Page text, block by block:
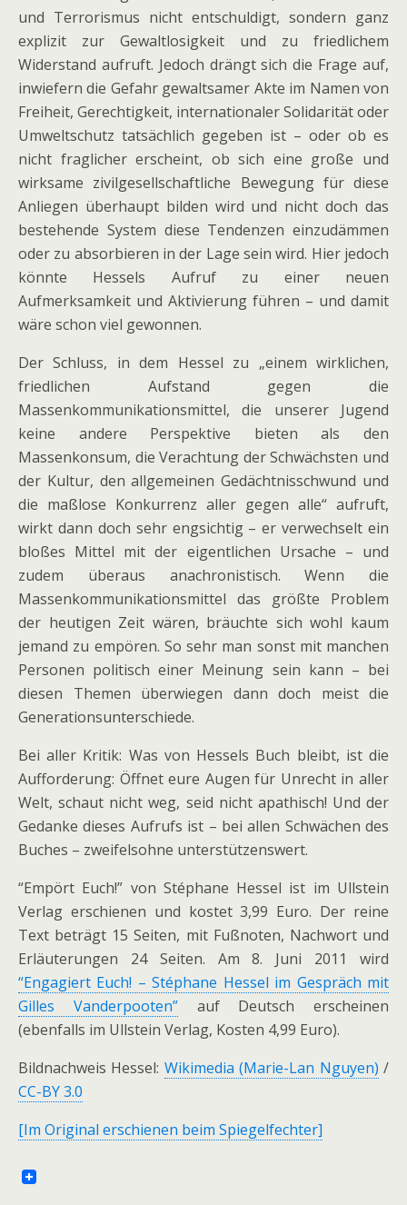
und Terrorismus nicht entschuldigt, sondern ganz
explizit zur Gewaltlosigkeit und zu friedlichem
Widerstand aufruft. Jedoch drängt sich die Frage auf,
inwiefern die Gefahr gewaltsamer Akte im Namen von
Freiheit, Gerechtigkeit, internationaler Solidarität oder
Umweltschutz tatsächlich gegeben ist – oder ob es
nicht fraglicher erscheint, ob sich eine große und
wirksame zivilgesellschaftliche Bewegung für diese
Anliegen überhaupt bilden wird und nicht doch das
bestehende System diese Tendenzen einzudämmen
oder zu absorbieren in der Lage sein wird. Hier jedoch
könnte Hessels Aufruf zu einer neuen
Aufmerksamkeit und Aktivierung führen – und damit
wäre schon viel gewonnen.
Der Schluss, in dem Hessel zu „einem wirklichen,
friedlichen Aufstand gegen die
Massenkommunikationsmittel, die unserer Jugend
keine andere Perspektive bieten als den
Massenkonsum, die Verachtung der Schwächsten und
der Kultur, den allgemeinen Gedächtnisschwund und
die maßlose Konkurrenz aller gegen alle“ aufruft,
wirkt dann doch sehr engsichtig – er verwechselt ein
bloßes Mittel mit der eigentlichen Ursache – und
zudem überaus anachronistisch. Wenn die
Massenkommunikationsmittel das größte Problem
der heutigen Zeit wären, bräuchte sich wohl kaum
jemand zu empören. So sehr man sonst mit manchen
Personen politisch einer Meinung sein kann – bei
diesen Themen überwiegen dann doch meist die
Generationsunterschiede.
Bei aller Kritik: Was von Hessels Buch bleibt, ist die
Aufforderung: Öffnet eure Augen für Unrecht in aller
Welt, schaut nicht weg, seid nicht apathisch! Und der
Gedanke dieses Aufrufs ist – bei allen Schwächen des
Buches – zweifelsohne unterstützenswert.
“Empört Euch!” von Stéphane Hessel ist im Ullstein
Verlag erschienen und kostet 3,99 Euro. Der reine
Text beträgt 15 Seiten, mit Fußnoten, Nachwort und
Erläuterungen 24 Seiten. Am 8. Juni 2011 wird
“Engagiert Euch! – Stéphane Hessel im Gespräch mit
Gilles Vanderpooten”auf Deutsch erscheinen
(ebenfalls im Ullstein Verlag, Kosten 4,99 Euro).
Bildnachweis Hessel: Wikimedia (Marie-Lan Nguyen) /
CC-BY 3.0
[Im Original erschienen beim Spiegelfechter]